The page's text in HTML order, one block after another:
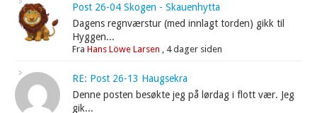
Post 26-04 Skogen - Skauenhytta
Dagens regnværstur (med innlagt torden) gikk til
Hyggen...
FraHans Löwe Larsen , 4 dager siden
RE: Post 26-13 Haugsekra
Denne posten besøkte jeg på lørdag i flott vær. Jeg
gik...